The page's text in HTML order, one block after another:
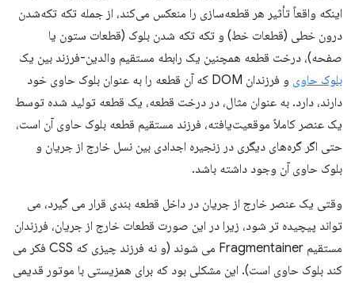
اینکه واقعاً تأثیر هر قطعه‌سازی را منعکس می‌کند، از جمله تکه تکه‌شدن
درون خطی (قطعات خط) و تکه تکه شدن بلوک (قطعات ستون یا
صفحه)، درخت قطعه همچنین یک رابطه مستقیم والدین-فرزند بین یک
بلوک حاوی
و فرزندان DOM که آن قطعه را به عنوان بلوک حاوی خود
دارند، دارد. به عنوان مثال، در درخت قطعه، یک قطعه تولید شده توسط
یک عنصر کاملاً موقعیت‌یافته، فرزند مستقیم قطعه بلوک حاوی آن است،
حتی اگر گره‌های دیگری در زنجیره اجدادی بین نسل خارج از جریان و
بلوک حاوی آن وجود داشته باشد.
وقتی یک عنصر خارج از جریان در داخل قطعه بندی قرار می گیرد، می
تواند پیچیده تر شود، زیرا در این صورت قطعات خارج از جریان، فرزندان
مستقیم Fragmentainer می شوند (و نه فرزند چیزی که CSS فکر می
کند بلوک حاوی است). این مشکلی بود که برای همزیستی با موتور قدیمی